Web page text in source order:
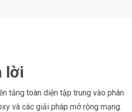
lời
tảng toàn diện tập trung vào phân
và các giải pháp mở rộng mạng.